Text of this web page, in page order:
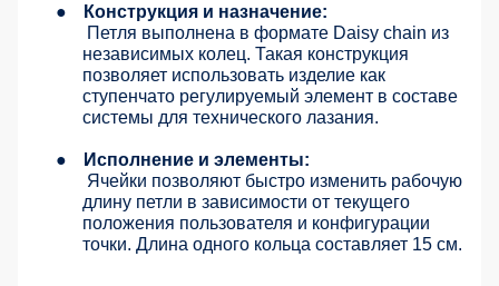
●
Конструкция и назначение:
Петля выполнена в формате Daisy chain из
независимых колец. Такая конструкция
позволяет использовать изделие как
ступенчато регулируемый элемент в составе
системы для технического лазания.
●
Исполнение и элементы:
Ячейки позволяют быстро изменить рабочую
длину петли в зависимости от текущего
положения пользователя и конфигурации
точки. Длина одного кольца составляет 15 см.